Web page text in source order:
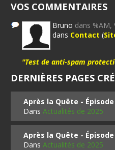
VOS COMMENTAIRES
Bruno dans %AM,
dans Contact (
"Test de anti-spam
DERNIÈRES PAGES
Après la Quête - Épisode
DansActualités de 2025
Après la Quête -
DansActualités de 2025